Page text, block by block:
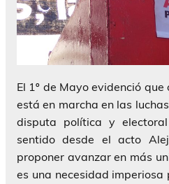
El 1º de Mayo evidenció
está en marcha en las
disputa política y
sentido desde el acto
proponer avanzar en más
es una necesidad